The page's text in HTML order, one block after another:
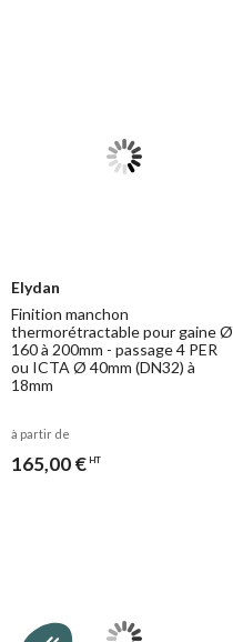
Elydan
Finition manchon
thermorétractable pour gaine Ø
160 à 200mm - passage 4 PER
ou ICTA Ø 40mm (DN32) à
18mm
à partir de
165,00 € HT